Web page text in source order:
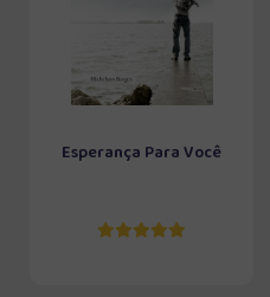
Esperança Para Você